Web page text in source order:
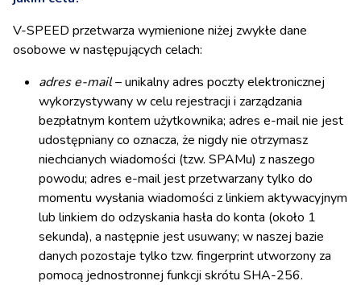
V-SPEED przetwarza wymienione niżej zwykłe dane
osobowe w następujących celach:
adres e-mail– unikalny adres poczty elektronicznej
wykorzystywany w celu rejestracji i zarządzania
bezpłatnym kontem użytkownika; adres e-mail nie jest
udostępniany co oznacza, że nigdy nie otrzymasz
niechcianych wiadomości (tzw. SPAMu) z naszego
powodu; adres e-mail jest przetwarzany tylko do
momentu wysłania wiadomości z linkiem aktywacyjnym
lub linkiem do odzyskania hasła do konta (około 1
sekunda), a następnie jest usuwany; w naszej bazie
danych pozostaje tylko tzw. fingerprint utworzony za
pomocą jednostronnej funkcji skrótu SHA-256.